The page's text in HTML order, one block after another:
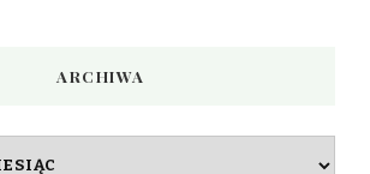
ARCHIWA